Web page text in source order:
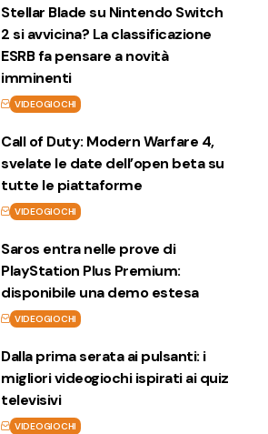
Stellar Blade su Nintendo Switch
2 si avvicina? La classificazione
ESRB fa pensare a novità
imminenti
VIDEOGIOCHI
Call of Duty: Modern Warfare 4,
svelate le date dell’open beta su
tutte le piattaforme
VIDEOGIOCHI
Saros entra nelle prove di
PlayStation Plus Premium:
disponibile una demo estesa
VIDEOGIOCHI
Dalla prima serata ai pulsanti: i
migliori videogiochi ispirati ai quiz
televisivi
VIDEOGIOCHI